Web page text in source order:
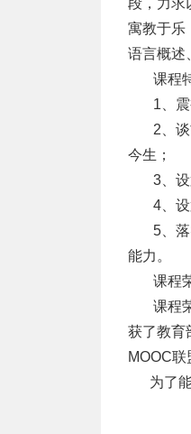
段，力求
寓教于乐
语言概述
课程
1、震
2、谈
今生；
3、设
4、设
5、落
能力。
课程
课程荣
获了教育
MOOC联
为了能